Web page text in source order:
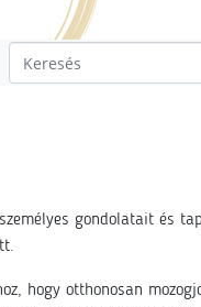
gondolatait és
hogy otthonosan